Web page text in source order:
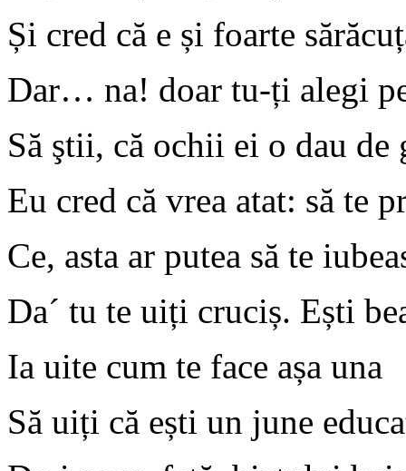
Și cred că e și foarte sărăcuț
Dar… na! doar tu-ți alegi
Să ştii, că ochii ei o dau de
Eu cred că vrea atat: să te
Ce, asta ar putea să te
Da´ tu te uiți cruciș. Ești
Ia uite cum te face așa una
Să uiți că ești un june